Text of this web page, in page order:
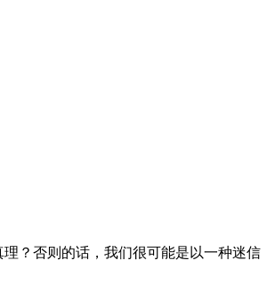
？否则的话，我们很可能是以一种迷信